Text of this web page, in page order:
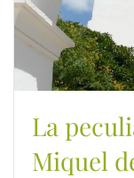
La
Miquel